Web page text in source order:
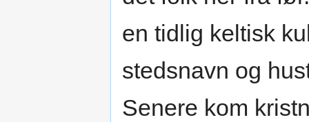
en tidlig keltisk
stedsnavn og
Senere kom